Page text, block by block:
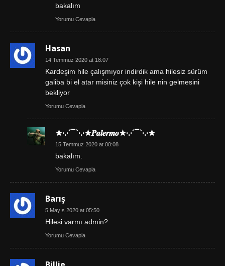
bakalım
Yorumu Cevapla
Hasan
14 Temmuz 2020 at 18:07
Kardeşim hile çalışmıyor indirdik ama hilesiz sürüm
galiba bi el atar misiniz çok kişi hile nin gelmesini
bekliyor
Yorumu Cevapla
★·.·´¯`·.·★𝑷𝒂𝒍𝒆𝒓𝒎𝒐★·.·´¯`·.·★
15 Temmuz 2020 at 00:08
bakalım.
Yorumu Cevapla
Barış
5 Mayıs 2020 at 05:50
Hilesi varmı admin?
Yorumu Cevapla